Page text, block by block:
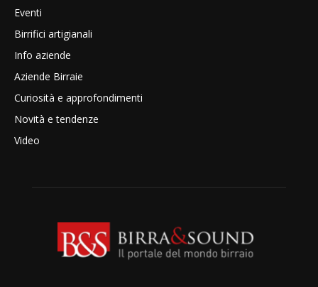
Eventi
Birrifici artigianali
Info aziende
Aziende Birraie
Curiosità e approfondimenti
Novità e tendenze
Video